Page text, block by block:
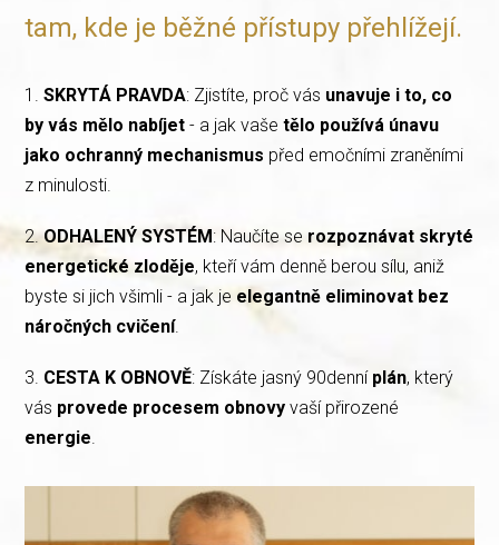
tam, kde je běžné přístupy přehlížejí.
1.⁠ ⁠SKRYTÁ PRAVDA: Zjistíte, proč vás unavuje i to, co
by vás mělo nabíjet - a jak vašetělo používá únavu
jako ochranný mechanismus před emočními zraněními
z minulosti.
2.⁠ ⁠ODHALENÝ SYSTÉM : Naučíte se rozpoznávat skryté
energetické zloděje, kteří vám denně berou sílu, aniž
byste si jich všimli - a jak je elegantně eliminovat bez
náročných cvičení.
3.⁠ ⁠ CESTA K OBNOVĚ: Získáte jasný 90denní plán, který
vás provede procesem obnovy vaší přirozené
energie.